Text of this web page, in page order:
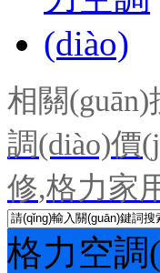
相關(guān)
調(diào)價
修,格力家
格力空調